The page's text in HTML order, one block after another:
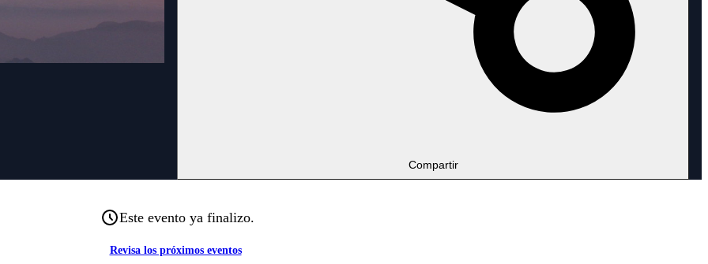
Compartir
Este evento ya finalizo.
Revisa los próximos eventos